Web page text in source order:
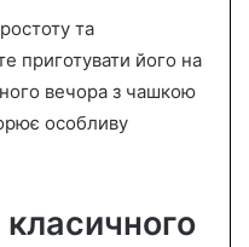
та
приготувати його на
вечора з чашкою
особливу
класичного